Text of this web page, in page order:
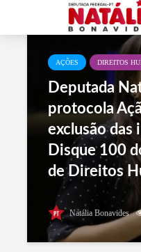
AÇÕES DIREITOS
Deputada
protocola
exclusão das
Disque 100
de Direitos
Natália Bonavides